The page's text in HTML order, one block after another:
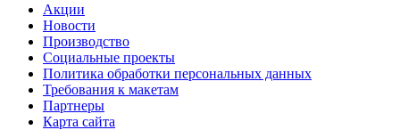
Акции
Новости
Производство
Социальные проекты
Политика обработки персональных данных
Требования к макетам
Партнеры
Карта сайта